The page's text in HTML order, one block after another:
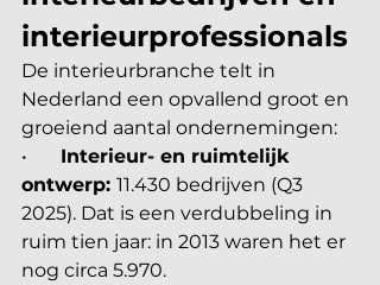
interieurprofessionals
De interieurbranche telt in
Nederland een opvallend groot en
groeiend aantal ondernemingen:
• Interieur- en ruimtelijk
ontwerp: 11.430 bedrijven (Q3
2025). Dat is een verdubbeling in
ruim tien jaar: in 2013 waren het er
nog circa 5.970.